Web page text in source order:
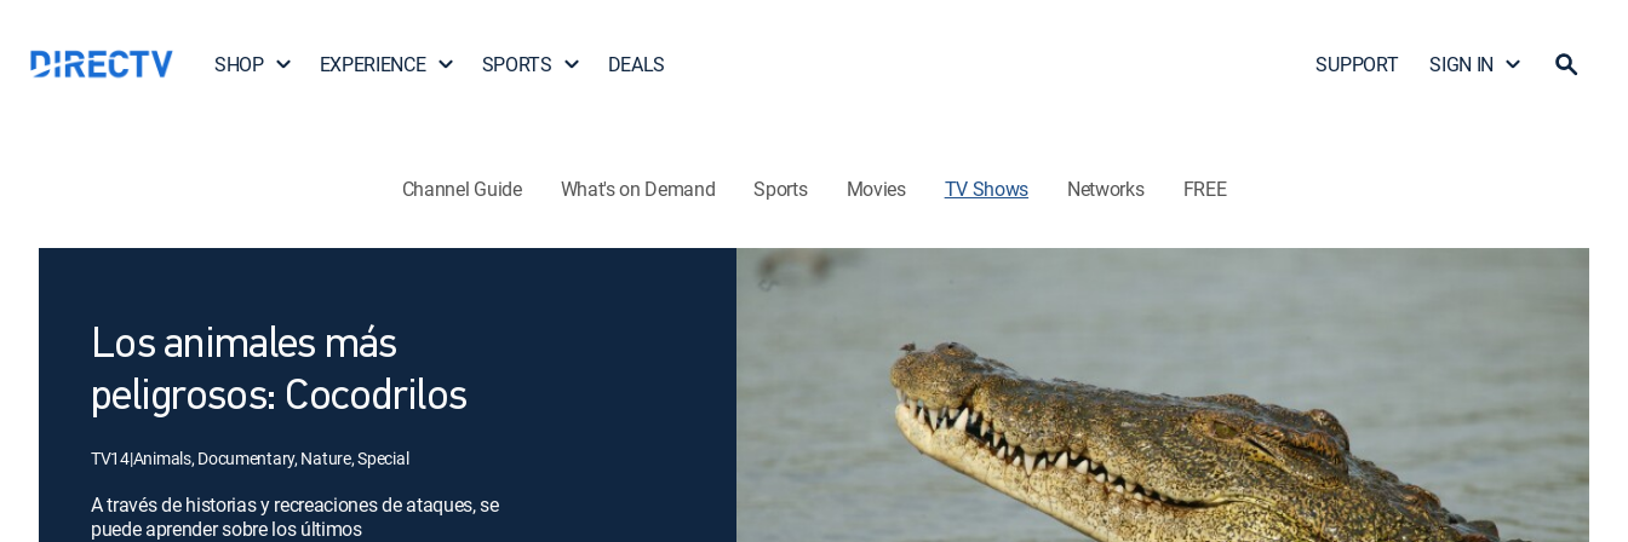
SHOP EXPERIENCE SPORTS DEALS SUPPORT SIGN IN
Channel Guide What's on Demand Sports Movies TV Shows Networks FREE
Los animales más
peligrosos: Cocodrilos
TV14|Animals, Documentary, Nature, Special
A través de historias y recreaciones de ataques, se
puede aprender sobre los últimos